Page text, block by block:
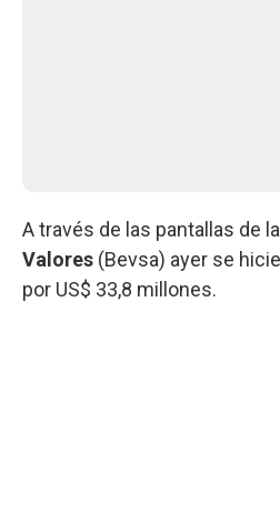
A través de las pantallas de la
Valores (Bevsa) ayer se
por US$ 33,8 millones.